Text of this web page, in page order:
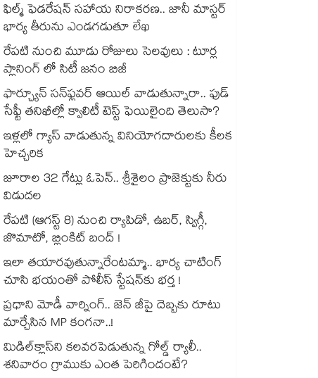
ఫిల్మ్ ఫెడరేషన్ సహాయ నిరాకరణ.. జానీ మాస్టర్
భార్య తీరును ఎండగడుతూ లేఖ
రేపటి నుంచి మూడు రోజులు సెలవులు : టూర్ల
ప్లానింగ్ లో సిటీ జనం బిజీ
ఫార్చ్యూన్ సన్‌ఫ్లవర్ ఆయిల్ వాడుతున్నారా.. ఫుడ్
సేఫ్టీ తనిఖీల్లో క్వాలిటీ టెస్ట్ ఫెయిలైంది తెలుసా?
ఇళ్లలో గ్యాస్ వాడుతున్న వినియోగదారులకు కీలక
హెచ్చరిక
జూరాల 32 గేట్లు ఓపెన్.. శ్రీశైలం ప్రాజెక్టుకు నీరు
విడుదల
రేపటి (ఆగస్ట్ 8) నుంచి ర్యాపిడో, ఉబర్, స్విగ్గీ,
జొమాటో, బ్లింకిట్ బంద్ !
ఇలా తయారవుతున్నారేంటమ్మా.. భార్య చాటింగ్
చూసి భయంతో పోలీస్ స్టేషన్⁫కు భర్త !
ప్రధాని మోడీ వార్నింగ్.. జెన్ జీపై దెబ్బకు రూటు
మార్చేసిన MP కంగనా..!
మిడిల్‌క్లాస్‌ని కలవరపెడుతున్న గోల్డ్ ర్యాలీ..
శనివారం గ్రాముకు ఎంత పెరిగిందంటే?